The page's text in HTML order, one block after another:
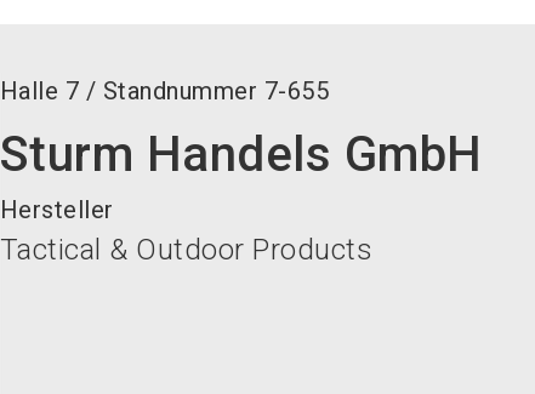
Halle 7 / Standnummer 7-655
Sturm Handels GmbH
Hersteller
Tactical & Outdoor Products